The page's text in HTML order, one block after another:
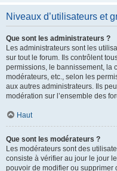
Niveaux d’utilisateurs et
Que sont les administrateurs ?
Les administrateurs sont les
sur tout le forum. Ils contrôlent
permissions, le bannissement, la
modérateurs, etc., selon les
aux autres administrateurs. Ils
modération sur l’ensemble des
Haut
Que sont les modérateurs ?
Les modérateurs sont des
consiste à vérifier au jour le jour
pouvoir de modifier ou supprimer